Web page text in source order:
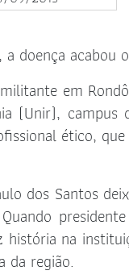
a doença acabou
em
(Unir),
ético,
dos Santos
história na
da região.